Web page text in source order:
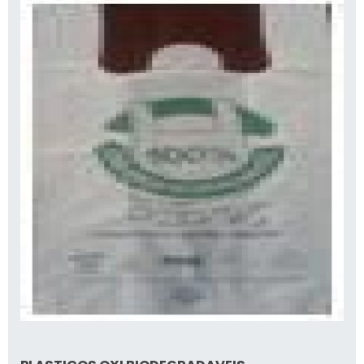
Programas de fidelidade são uma excelente
forma de recompensar os clientes pela
compra de temperos. Embalagens que
oferecem refis ou descontos em novas
compras podem incentivar os clientes a
voltar. Além disso, amostras grátis de novos
temperos em embalagens atrativas atraem a
curiosidade e o interesse dos consumidores.
Implementar campanhas promocionais
focadas em embalagens específicas ajuda a
aumentar as vendas. Algumas estratégias
promocionais a considerar incluem:
Cupons de desconto inclusos nas